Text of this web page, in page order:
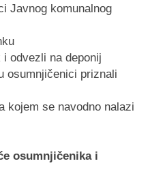
Javnog komunalnog
odvezli na deponij
osumnjičenici priznali
kojem se navodno nalazi
osumnjičenika i